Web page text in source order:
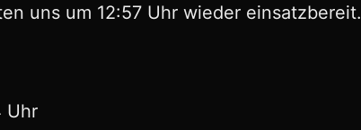
uns um 12:57 Uhr wieder einsatzbereit.
Uhr